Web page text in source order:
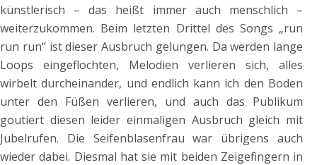
künstlerisch – das heißt immer auch menschlich –
weiterzukommen. Beim letzten Drittel des Songs „run
run run“ ist dieser Ausbruch gelungen. Da werden lange
Loops eingeflochten, Melodien verlieren sich, alles
wirbelt durcheinander, und endlich kann ich den Boden
unter den Füßen verlieren, und auch das Publikum
goutiert diesen leider einmaligen Ausbruch gleich mit
Jubelrufen. Die Seifenblasenfrau war übrigens auch
wieder dabei. Diesmal hat sie mit beiden Zeigefingern in